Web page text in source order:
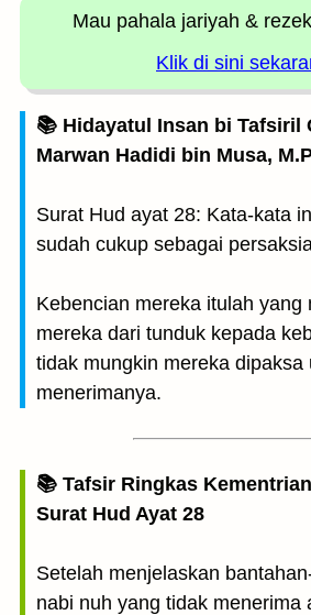
Mau pahala jariyah &
Klik di sini
📚 Hidayatul Insan bi Tafsiril
Marwan Hadidi bin Musa,
Surat Hud ayat 28: Kata-kata
sudah cukup sebagai
Kebencian mereka itulah yang
mereka dari tunduk kepada
tidak mungkin mereka dipaksa
menerimanya.
📚 Tafsir Ringkas
Surat Hud Ayat 28
Setelah menjelaskan
nabi nuh yang tidak menerima